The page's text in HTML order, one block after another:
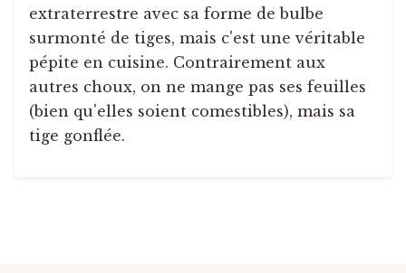
extraterrestre avec sa forme de bulbe
surmonté de tiges, mais c'est une véritable
pépite en cuisine. Contrairement aux
autres choux, on ne mange pas ses feuilles
(bien qu'elles soient comestibles), mais sa
tige gonflée.